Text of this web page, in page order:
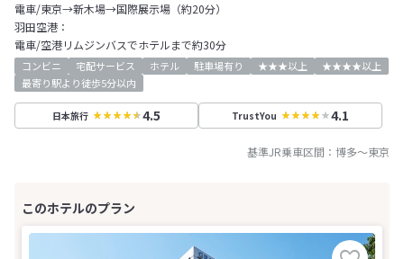
電車/東京→新木場→国際展示場（約20分）
羽田空港：
電車/空港リムジンバスでホテルまで約30分
コンビニ 宅配サービス ホテル 駐車場有り ★★★以上
★★★★以上
最寄り駅より徒歩5分以内
日本旅行 4.5 TrustYou 4.1
基準JR乗車区間： 博多～東京